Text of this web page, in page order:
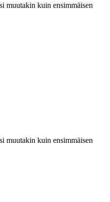
muutakin kuin ensimmäisen
muutakin kuin ensimmäisen